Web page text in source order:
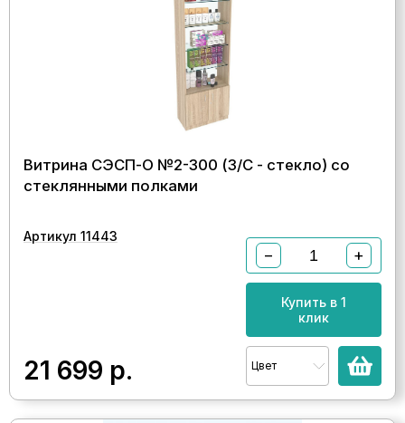
Витрина СЭСП-О №2-300 (З/C - стекло) со
стеклянными полками
Артикул 11443
21 699 р.
− +
Купить в 1
клик
Цвет